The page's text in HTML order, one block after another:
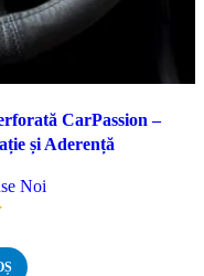
CarPassion –
și Aderență
Noi